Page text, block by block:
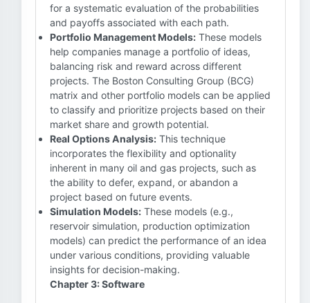
for a systematic evaluation of the probabilities
and payoffs associated with each path.
Portfolio Management Models: These models
help companies manage a portfolio of ideas,
balancing risk and reward across different
projects. The Boston Consulting Group (BCG)
matrix and other portfolio models can be applied
to classify and prioritize projects based on their
market share and growth potential.
Real Options Analysis: This technique
incorporates the flexibility and optionality
inherent in many oil and gas projects, such as
the ability to defer, expand, or abandon a
project based on future events.
Simulation Models: These models (e.g.,
reservoir simulation, production optimization
models) can predict the performance of an idea
under various conditions, providing valuable
insights for decision-making.
Chapter 3: Software